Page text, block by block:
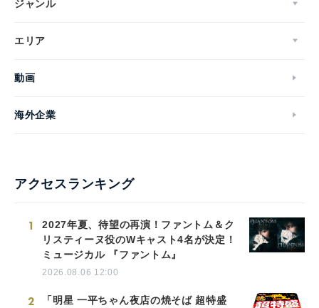
ジャンル
エリア
動画
海外企業
アクセスランキング
1
2027年夏、待望の再演！ファントム＆ク
リスティーヌ役のWキャスト4名が決定！
ミュージカル 『ファントム』
2026.08.06 12:00
2 「明星 一平ちゃん夜店の焼そば 超特盛